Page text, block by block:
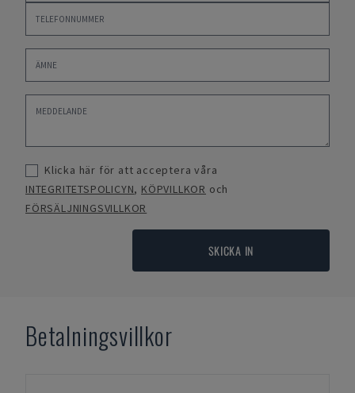
Klicka här för att acceptera våra
INTEGRITETSPOLICYN, KÖPVILLKOR och
FÖRSÄLJNINGSVILLKOR
SKICKA IN
Betalningsvillkor